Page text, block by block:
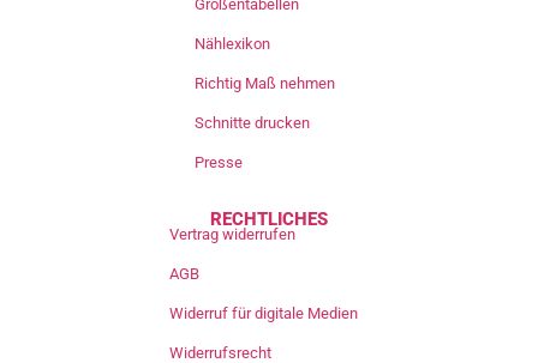
Größentabellen
Nählexikon
Richtig Maß nehmen
Schnitte drucken
Presse
RECHTLICHES
Vertrag widerrufen
AGB
Widerruf für digitale Medien
Widerrufsrecht